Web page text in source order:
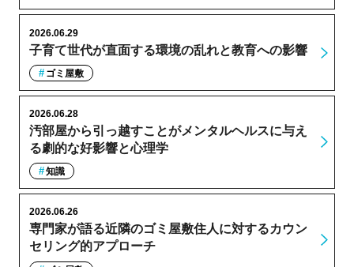
子育て世代が直面する環境の乱れと教育への影響
2026.06.29
ゴミ屋敷
汚部屋から引っ越すことがメンタルヘルスに与え
る劇的な好影響と心理学
2026.06.28
知識
専門家が語る近隣のゴミ屋敷住人に対するカウン
セリング的アプローチ
2026.06.26